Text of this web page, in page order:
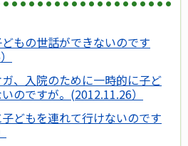
もの世話ができないのです
、入院のために一時的に子ど
のですが。(2012.11.26）
どもを連れて行けないのです